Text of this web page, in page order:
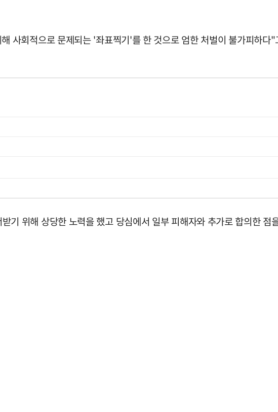
사회적으로 문제되는 '좌표찍기'를 한 것으로 엄한 처벌이 불가피하다
기 위해 상당한 노력을 했고 당심에서 일부 피해자와 추가로 합의한 점